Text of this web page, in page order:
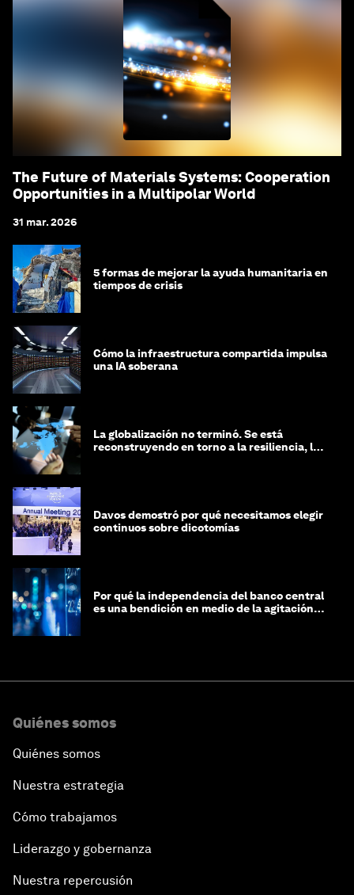
The Future of Materials Systems: Cooperation
Opportunities in a Multipolar World
31 mar. 2026
5 formas de mejorar la ayuda humanitaria en
tiempos de crisis
Cómo la infraestructura compartida impulsa
una IA soberana
La globalización no terminó. Se está
reconstruyendo en torno a la resiliencia, las
Davos demostró por qué necesitamos elegir
continuos sobre dicotomías
Por qué la independencia del banco central
es una bendición en medio de la agitación
Quiénes somos
Quiénes somos
Nuestra estrategia
Cómo trabajamos
Liderazgo y gobernanza
Nuestra repercusión